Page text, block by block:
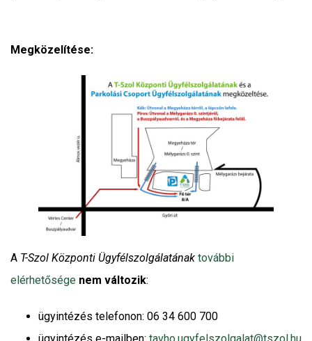
Megközelítése:
A T-Szol Központi Ügyfélszolgálatának további
elérhetősége nem változik:
ügyintézés telefonon: 06 34 600 700